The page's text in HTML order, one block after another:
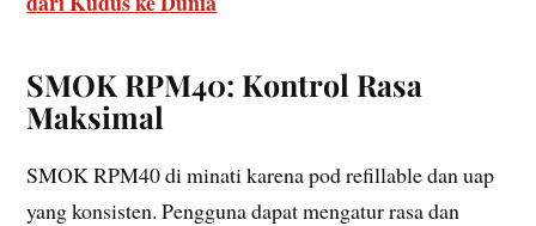
SMOK RPM40: Kontrol Rasa
Maksimal
SMOK RPM40 di minati karena pod refillable dan uap
yang konsisten. Pengguna dapat mengatur rasa dan